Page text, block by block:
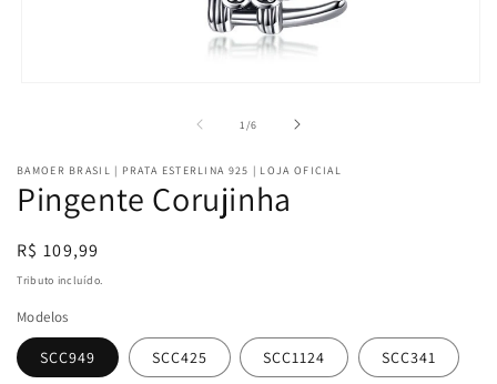
modal
1 /de
6
BAMOER BRASIL | PRATA ESTERLINA 925 | LOJA OFICIAL
Pingente Corujinha
Preço
normal
R$ 109,99
Tributo incluído.
Modelos
SCC949 SCC425 SCC1124 SCC341